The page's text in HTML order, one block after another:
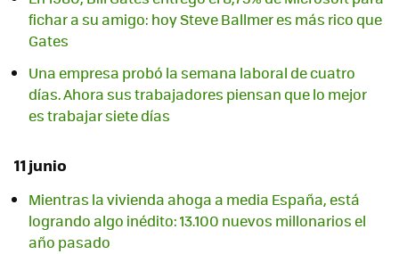
fichar a su amigo: hoy Steve Ballmer es más rico que
Gates
Una empresa probó la semana laboral de cuatro
días. Ahora sus trabajadores piensan que lo mejor
es trabajar siete días
11 junio
Mientras la vivienda ahoga a media España, está
logrando algo inédito: 13.100 nuevos millonarios el
año pasado